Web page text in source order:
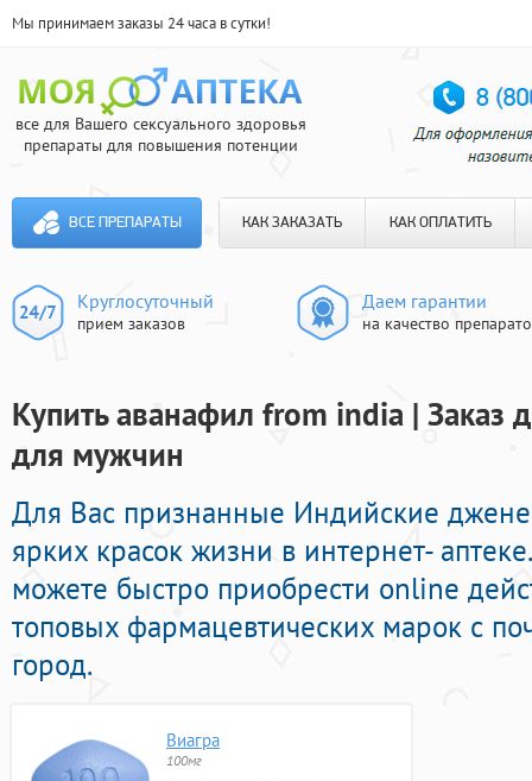
Мы принимаем заказы 24 часа в сутки!
все для Вашего сексуального здоровья
препараты для повышения потенции
ВСЕ ПРЕПАРАТЫ КАК ЗАКАЗАТЬ КАК ОПЛАТИТЬ
Круглосуточный
прием заказов
Даем гарантии
на качество
Купить аванафил from india | Заказ
для мужчин
Для Вас признанные Индийские
ярких красок жизни в интернет-
можете быстро приобрести online
топовых фармацевтических марок с
город.
Виагра
100мг